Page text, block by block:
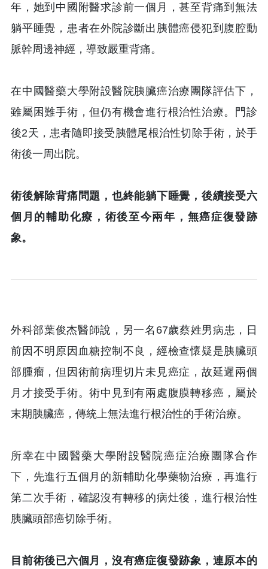
年，她到中國附醫求診前一個月，甚至背痛到無法
躺平睡覺，患者在外院診斷出胰體癌侵犯到腹腔動
脈幹周邊神經，導致嚴重背痛。
在中國醫藥大學附設醫院胰臟癌治療團隊評估下，
雖屬困難手術，但仍有機會進行根治性治療。門診
後2天，患者隨即接受胰體尾根治性切除手術，於手
術後一周出院。
術後解除背痛問題，也終能躺下睡覺，後續接受六
個月的輔助化療，術後至今兩年，無癌症復發跡
象。
外科部葉俊杰醫師說，另一名67歲蔡姓男病患，日
前因不明原因血糖控制不良，經檢查懷疑是胰臟頭
部腫瘤，但因術前病理切片未見癌症，故延遲兩個
月才接受手術。術中見到有兩處腹膜轉移癌，屬於
末期胰臟癌，傳統上無法進行根治性的手術治療。
所幸在中國醫藥大學附設醫院癌症治療團隊合作
下，先進行五個月的新輔助化學藥物治療，再進行
第二次手術，確認沒有轉移的病灶後，進行根治性
胰臟頭部癌切除手術。
目前術後已六個月，沒有癌症復發跡象，連原本的